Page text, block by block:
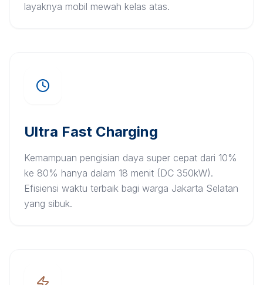
layaknya mobil mewah kelas atas.
Ultra Fast Charging
Kemampuan pengisian daya super cepat dari 10%
ke 80% hanya dalam 18 menit (DC 350kW).
Efisiensi waktu terbaik bagi warga Jakarta Selatan
yang sibuk.